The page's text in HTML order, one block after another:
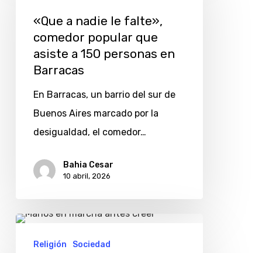
comedor
personas
Barracas
«Que a nadie le falte»,
comedor popular que
asiste a 150 personas en
Barracas
En Barracas, un barrio del sur de
Buenos Aires marcado por la
desigualdad, el comedor…
Bahia Cesar
10 abril, 2026
Antes
pasaránReligión Sociedad